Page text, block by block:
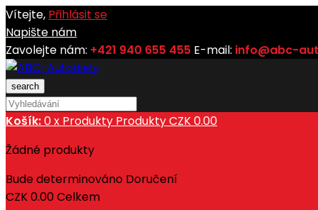
Vítejte, Přihlásit se
Napište nám
Zavolejte nám: +421 940 655 455 E-mail: info@abc-
search
Košík:0x Produkty ProduktyCZK 0.00
Žádné produkty
Bude determinováno Doručení
CZK 0.00Celkem